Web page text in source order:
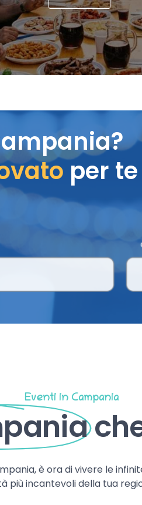
per te
Eventi in Campania
è ora di vivere le
più incantevoli della tua